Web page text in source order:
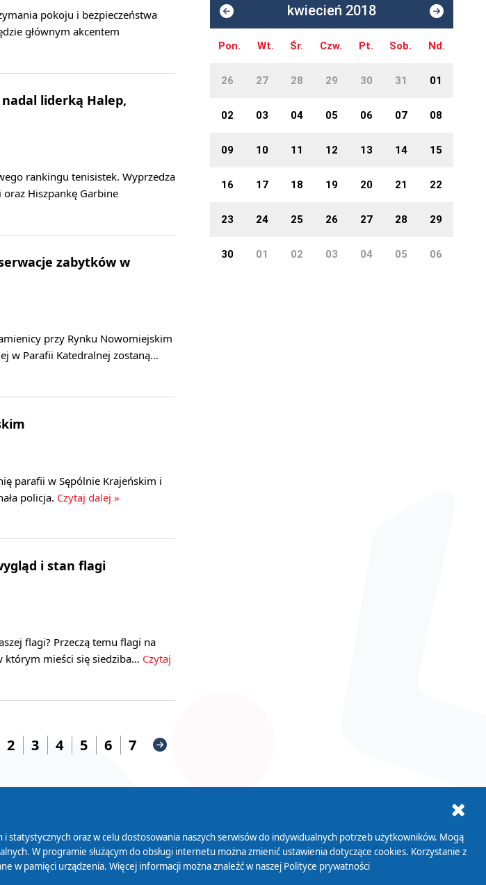
pokoju i bezpieczeństwa
głównym akcentem
nadal liderką Halep,
rankingu tenisistek. Wyprzedza
Hiszpankę Garbine
zabytków w
przy Rynku Nowomiejskim
w Parafii Katedralnej zostaną…
parafii w Sępólnie Krajeńskim i
policja. Czytaj dalej »
i stan flagi
flagi? Przeczą temu flagi na
którym mieści się siedziba… Czytaj
2 3 4 5 6 7
kwiecień 2018
Pon. Wt. Śr. Czw. Pt. Sob. Nd.
26 27 28 29 30 31 01
02 03 04 05 06 07 08
09 10 11 12 13 14 15
16 17 18 19 20 21 22
23 24 25 26 27 28 29
30 01 02 03 04 05 06
Cyfryzacja DAB+
Biuletyn Informacji
Publicznej
oraz w celu dostosowania naszych serwisów do indywidualnych potrzeb użytkowników. Mogą
W programie służącym do obsługi internetu można zmienić ustawienia dotyczące cookies. Korzystanie z
w pamięci urządzenia. Więcej informacji można znaleźć w naszej Polityce prywatności